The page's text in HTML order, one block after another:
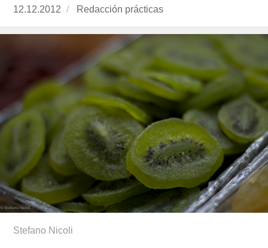
Publicado
12.12.2012
https://www.experimenta.es/author/redaccion-
Redacción prácticas
Stefano Nicoli